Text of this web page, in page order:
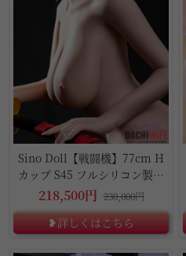
Sino Doll【戦闘機】77cm H
カップ S45 フルシリコン製ド
ール
218,500円 230,000円
❥詳しくはこちら